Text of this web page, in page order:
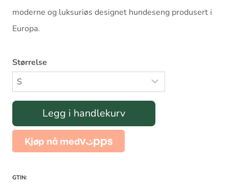
moderne og luksuriøs designet hundeseng produsert i
Europa.
Størrelse
Hundeseng
Dark
Legg i handlekurv
GTIN: